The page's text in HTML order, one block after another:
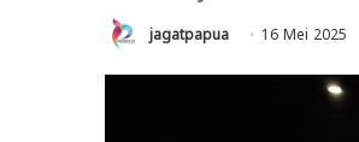
jagatpapua 16 Mei 2025